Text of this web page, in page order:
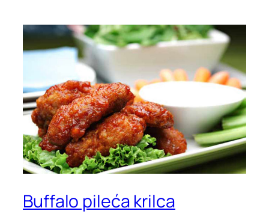
Buffalo pileća krilca